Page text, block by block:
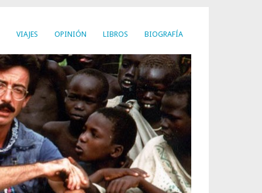
VIAJES OPINIÓN LIBROS BIOGRAFÍA